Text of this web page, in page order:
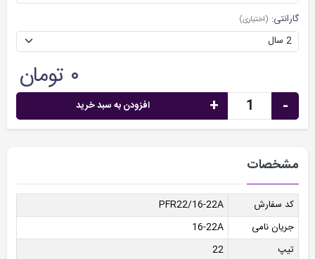
گارانتی: (اختیاری)
۰ تومان
-
+ افزودن به سبد خرید
مشخصات
کد سفارش
PFR22/16-22A
جریان نامی
16-22A
تیپ
22